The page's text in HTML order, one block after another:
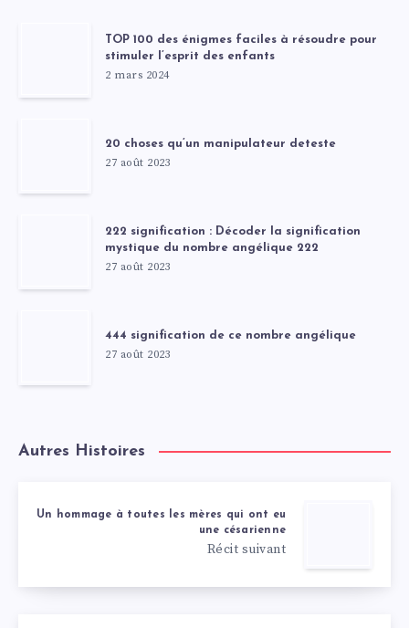
TOP 100 des énigmes faciles à résoudre pour
stimuler l’esprit des enfants
2 mars 2024
20 choses qu’un manipulateur deteste
27 août 2023
222 signification : Décoder la signification
mystique du nombre angélique 222
27 août 2023
444 signification de ce nombre angélique
27 août 2023
Autres Histoires
Un hommage à toutes les mères qui ont eu
une césarienne
Récit suivant